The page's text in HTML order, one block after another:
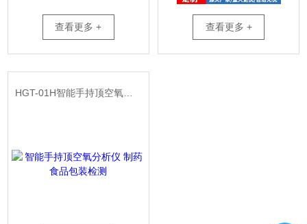
查看更多 + 查看更多 +
HGT-01H智能手持顶空氧分析仪 制药食品包装检测